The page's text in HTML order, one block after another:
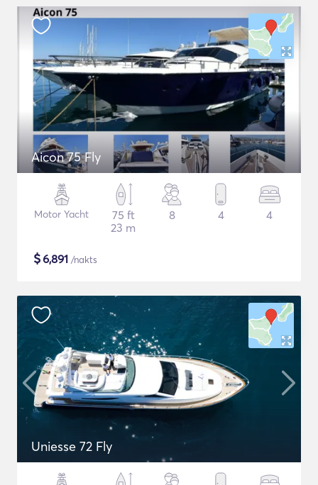
Aicon 75 Fly
Motor Yacht
75 ft
23 m
8 4 4
$6,891 /nakts
Uniesse 72 Fly